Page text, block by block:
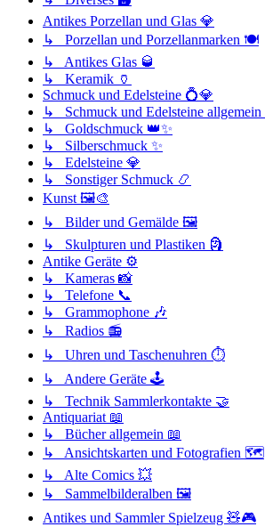
Antikes Porzellan und Glas 💎
↳ Porzellan und Porzellanmarken 🍽️
↳ Antikes Glas 🥃
↳ Keramik 🏺
Schmuck und Edelsteine 💍💎
↳ Schmuck und Edelsteine
↳ Goldschmuck 👑✨
↳ Silberschmuck ✨
↳ Edelsteine 💎
↳ Sonstiger Schmuck 📿
Kunst 🖼️🎨
↳ Bilder und Gemälde 🖼️
↳ Skulpturen und Plastiken 🗿
Antike Geräte ⚙️
↳ Kameras 📸
↳ Telefone 📞
↳ Grammophone 🎶
↳ Radios 📻
↳ Uhren und Taschenuhren ⏱️
↳ Andere Geräte 🕹️
↳ Technik Sammlerkontakte 🤝
Antiquariat 📖
↳ Bücher allgemein 📖
↳ Ansichtskarten und Fotografien 🗺️
↳ Alte Comics 💥
↳ Sammelbilderalben 🖼️
Antikes und Sammler Spielzeug 🧸🎮